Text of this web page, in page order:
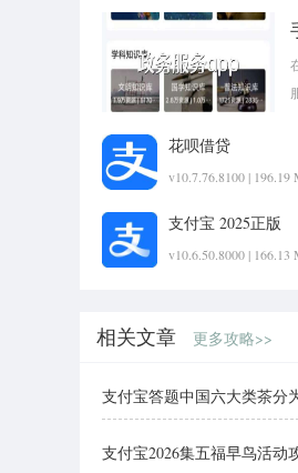
花呗借贷
v10.7.76.8100 | 196.19
支付宝 2025正版
v10.6.50.8000 | 166.13
相关文章 更多攻略>>
支付宝答题中国六大类茶分
支付宝2026集五福早鸟活动